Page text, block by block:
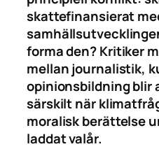
skattefinansierat
forma den? Kritiker
mellan journalistik,
opinionsbildning blir
särskilt när
moralisk berättelse
laddat valår.